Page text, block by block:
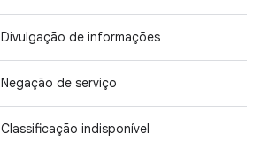
Divulgação de informações
Negação de serviço
Classificação indisponível